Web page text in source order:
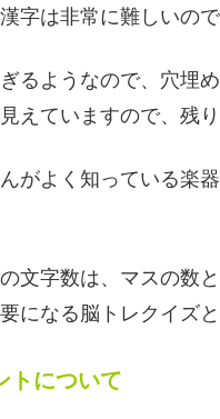
字は非常に難しいの
るようなので、穴埋
えていますので、残
がよく知っている楽
文字数は、マスの数
になる脳トレクイズ
トについて